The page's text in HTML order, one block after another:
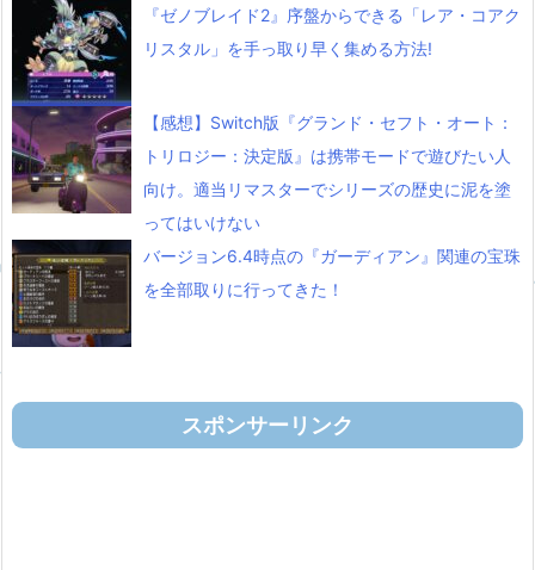
『ゼノブレイド2』序盤からできる「レア・コアク
リスタル」を手っ取り早く集める方法!
【感想】Switch版『グランド・セフト・オート：
トリロジー：決定版』は携帯モードで遊びたい人
向け。適当リマスターでシリーズの歴史に泥を塗
ってはいけない
バージョン6.4時点の『ガーディアン』関連の宝珠
を全部取りに行ってきた！
スポンサーリンク